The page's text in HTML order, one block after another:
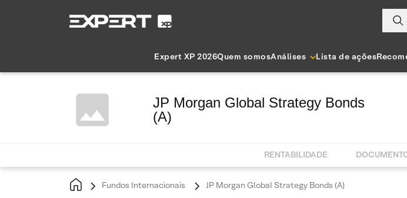
Expert XP 2026Quem somosAnálises Lista de ações
JP Morgan Global Strategy Bonds
(A)
RENTABILIDADE
Fundos Internacionais JP Morgan Global Strategy Bonds (A)